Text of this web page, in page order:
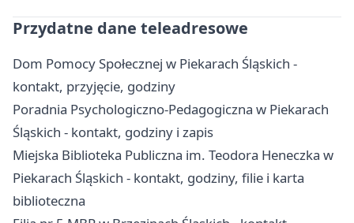
Przydatne dane teleadresowe
Dom Pomocy Społecznej w Piekarach Śląskich -
kontakt, przyjęcie, godziny
Poradnia Psychologiczno-Pedagogiczna w Piekarach
Śląskich - kontakt, godziny i zapis
Miejska Biblioteka Publiczna im. Teodora Heneczka w
Piekarach Śląskich - kontakt, godziny, filie i karta
biblioteczna